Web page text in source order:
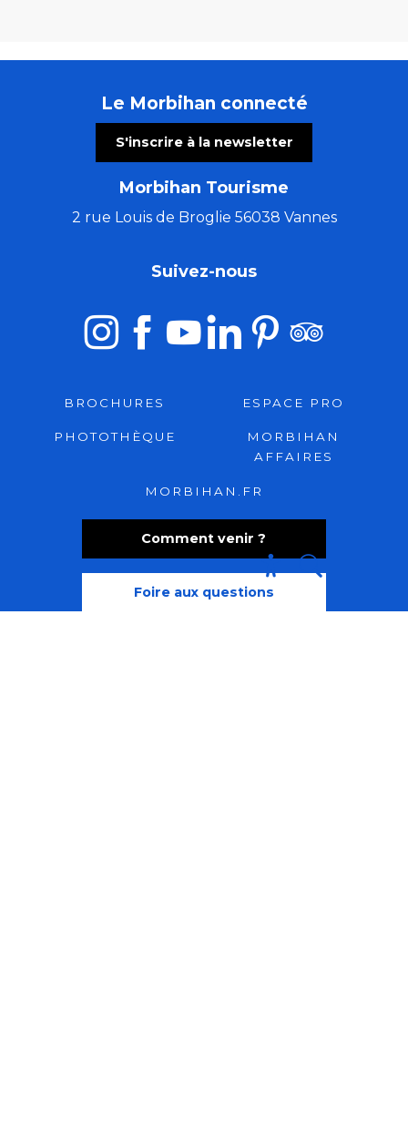
Le Morbihan connecté
S'inscrire à la newsletter
Morbihan Tourisme
2 rue Louis de Broglie 56038 Vannes
Comment venir ?
Foire aux questions
Suivez-nous
BROCHURES ESPACE PRO
PHOTOTHÈQUE
MORBIHAN
AFFAIRES
MORBIHAN.FR